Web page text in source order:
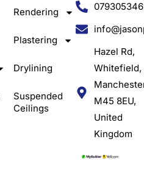
Rendering
Plastering
Drylining
Suspended
Ceilings
Hazel Rd,
Whitefield,
M45 8EU,
United
Kingdom